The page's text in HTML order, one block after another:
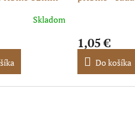
Skladom
1,05 €
Do košíka